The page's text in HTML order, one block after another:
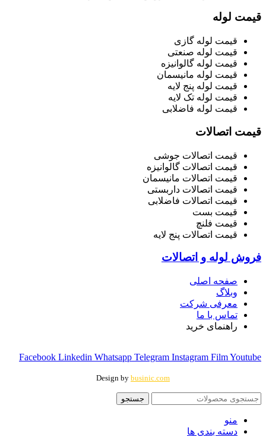
قیمت لوله
قیمت لوله گازی
قیمت لوله صنعتی
قیمت لوله گالوانیزه
قیمت لوله مانیسمان
قیمت لوله پنج لایه
قیمت لوله تک لایه
قیمت لوله فاضلابی
قیمت اتصالات
قیمت اتصالات جوشی
قیمت اتصالات گالوانیزه
قیمت اتصالات مانیسمان
قیمت اتصالات داربستی
قیمت اتصالات فاضلابی
قیمت بست
قیمت فلنچ
قیمت اتصالات پنج لایه
فروش لوله و اتصالات
صفحه اصلی
وبلاگ
معرفی شرکت
تماس با ما
راهنمای خرید
Facebook Linkedin Whatsapp Telegram Instagram FilmYoutube
Design by businic.com
جستجو
منو
دسته بندی ها